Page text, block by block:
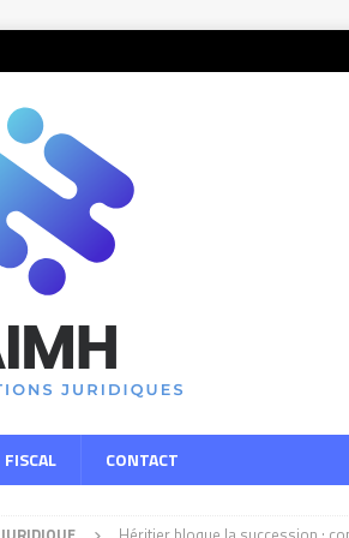
FISCAL CONTACT